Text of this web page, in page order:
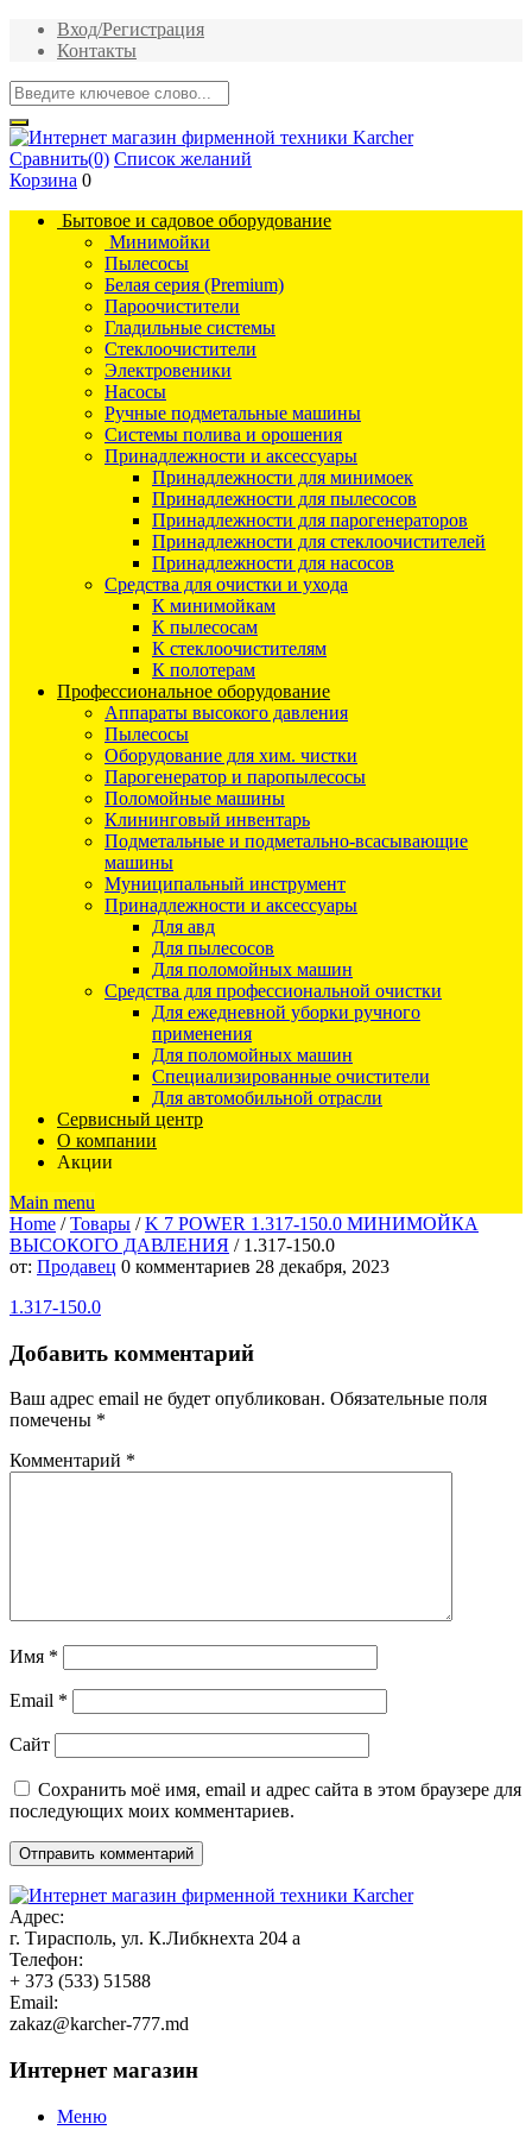
Вход/Регистрация
Контакты
Сравнить(0) Список желаний
Корзина 0
Бытовое и садовое оборудование
Минимойки
Пылесосы
Белая серия (Premium)
Пароочистители
Гладильные системы
Стеклоочистители
Электровеники
Насосы
Ручные подметальные машины
Системы полива и орошения
Принадлежности и аксессуары
Принадлежности для минимоек
Принадлежности для пылесосов
Принадлежности для парогенераторов
Принадлежности для стеклоочистителей
Принадлежности для насосов
Средства для очистки и ухода
К минимойкам
К пылесосам
К стеклоочистителям
К полотерам
Профессиональное оборудование
Аппараты высокого давления
Пылесосы
Оборудование для хим. чистки
Парогенератор и паропылесосы
Поломойные машины
Клининговый инвентарь
Подметальные и подметально-всасывающие
машины
Муниципальный инструмент
Принадлежности и аксессуары
Для авд
Для пылесосов
Для поломойных машин
Средства для профессиональной очистки
Для ежедневной уборки ручного
применения
Для поломойных машин
Специализированные очистители
Для автомобильной отрасли
Сервисный центр
О компании
Акции
Main menu
Home / Товары / K 7 POWER 1.317-150.0 МИНИМОЙКА
ВЫСОКОГО ДАВЛЕНИЯ / 1.317-150.0
1.317-
150.0
от: Продавец 0 комментариев 28 декабря, 2023
1.317-150.0
Добавить комментарий
Ваш адрес email не будет опубликован. Обязательные поля
помечены *
Комментарий *
Имя *
Email *
Сайт
Сохранить моё имя, email и адрес сайта в этом браузере для
последующих моих комментариев.
Адрес:
г. Тирасполь, ул. К.Либкнехта 204 а
Телефон:
+ 373 (533) 51588
Email:
zakaz@karcher-777.md
Интернет магазин
Меню